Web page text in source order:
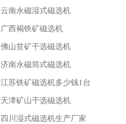
云南永磁湿式磁选机
广西褐铁矿磁选机
佛山贫矿干选磁选机
济南永磁筒式磁选机
江苏铁矿磁选机多少钱1台
天津矿山干选磁选机
四川湿式磁选机生产厂家